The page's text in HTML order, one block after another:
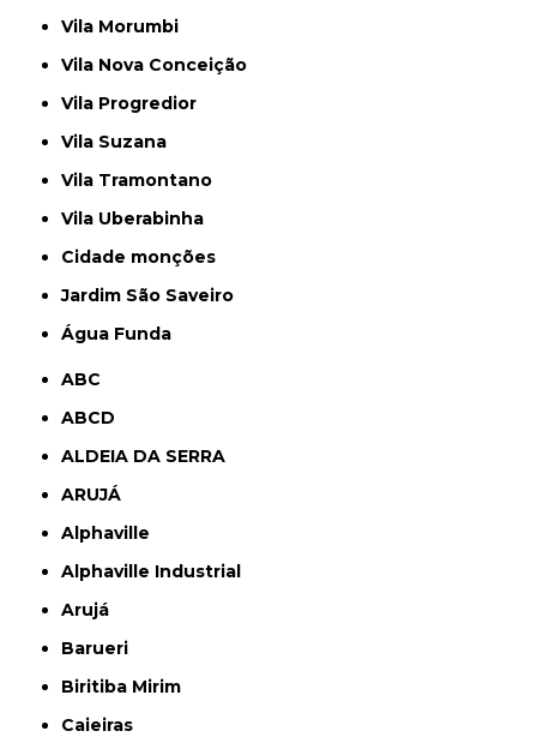
Vila Morumbi
Vila Nova Conceição
Vila Progredior
Vila Suzana
Vila Tramontano
Vila Uberabinha
cidade monções
jardim São Saveiro
Água Funda
ABC
ABCD
ALDEIA DA SERRA
ARUJÁ
Alphaville
Alphaville Industrial
Arujá
Barueri
Biritiba Mirim
Caieiras